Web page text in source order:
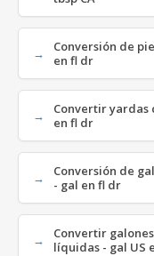
Conversión de
en fl dr
Convertir yardas
en fl dr
Conversión de
- gal en fl dr
Convertir
líquidas - gal US